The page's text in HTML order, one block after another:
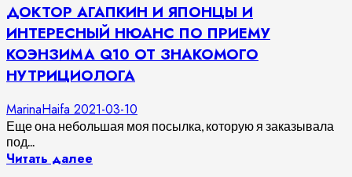
ДОКТОР АГАПКИН И ЯПОНЦЫ И
ИНТЕРЕСНЫЙ НЮАНС ПО ПРИЕМУ
КОЭНЗИМА Q10 ОТ ЗНАКОМОГО
НУТРИЦИОЛОГА
MarinaHaifa 2021-03-10
Еще она небольшая моя посылка, которую я заказывала
под...
Читать далее